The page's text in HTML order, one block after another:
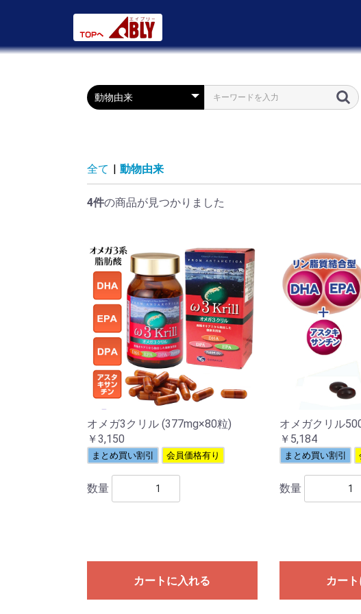
全て | 動物由来
4件の商品が見つかりました
オメガ3クリル (377mg×80粒)
￥3,150
まとめ買い割引 会員価格有り
数量
カートに入れる
オメガクリル
￥5,184
まとめ買い割引
数量
カー